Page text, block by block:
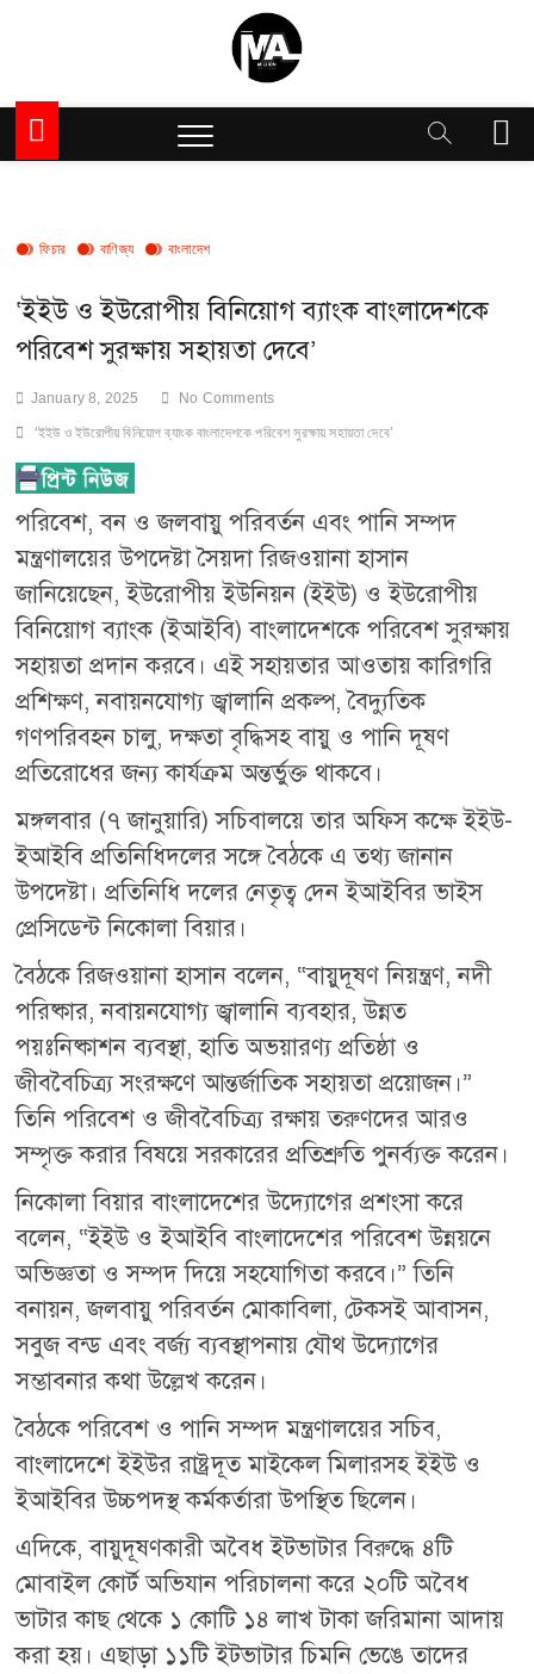
Million Articles
M
e
t
ফিচার বাণিজ্য বাংলাদেশ
‘ইইউ ও ইউরোপীয় বিনিয়োগ ব্যাংক বাংলাদেশকে
পরিবেশ সুরক্ষায় সহায়তা দেবে’
January 8, 2025 No Comments
‘ইইউ ও ইউরোপীয় বিনিয়োগ ব্যাংক বাংলাদেশকে পরিবেশ সুরক্ষায় সহায়তা দেবে’
পরিবেশ, বন ও জলবায়ু পরিবর্তন এবং পানি সম্পদ
মন্ত্রণালয়ের উপদেষ্টা সৈয়দা রিজওয়ানা হাসান
জানিয়েছেন, ইউরোপীয় ইউনিয়ন (ইইউ) ও ইউরোপীয়
বিনিয়োগ ব্যাংক (ইআইবি) বাংলাদেশকে পরিবেশ সুরক্ষায়
সহায়তা প্রদান করবে। এই সহায়তার আওতায় কারিগরি
প্রশিক্ষণ, নবায়নযোগ্য জ্বালানি প্রকল্প, বৈদ্যুতিক
গণপরিবহন চালু, দক্ষতা বৃদ্ধিসহ বায়ু ও পানি দূষণ
প্রতিরোধের জন্য কার্যক্রম অন্তর্ভুক্ত থাকবে।
মঙ্গলবার (৭ জানুয়ারি) সচিবালয়ে তার অফিস কক্ষে ইইউ-
ইআইবি প্রতিনিধিদলের সঙ্গে বৈঠকে এ তথ্য জানান
উপদেষ্টা। প্রতিনিধি দলের নেতৃত্ব দেন ইআইবির ভাইস
প্রেসিডেন্ট নিকোলা বিয়ার।
বৈঠকে রিজওয়ানা হাসান বলেন, “বায়ুদূষণ নিয়ন্ত্রণ, নদী
পরিষ্কার, নবায়নযোগ্য জ্বালানি ব্যবহার, উন্নত
পয়ঃনিষ্কাশন ব্যবস্থা, হাতি অভয়ারণ্য প্রতিষ্ঠা ও
জীববৈচিত্র্য সংরক্ষণে আন্তর্জাতিক সহায়তা প্রয়োজন।”
তিনি পরিবেশ ও জীববৈচিত্র্য রক্ষায় তরুণদের আরও
সম্পৃক্ত করার বিষয়ে সরকারের প্রতিশ্রুতি পুনর্ব্যক্ত করেন।
নিকোলা বিয়ার বাংলাদেশের উদ্যোগের প্রশংসা করে
বলেন, “ইইউ ও ইআইবি বাংলাদেশের পরিবেশ উন্নয়নে
অভিজ্ঞতা ও সম্পদ দিয়ে সহযোগিতা করবে।” তিনি
বনায়ন, জলবায়ু পরিবর্তন মোকাবিলা, টেকসই আবাসন,
সবুজ বন্ড এবং বর্জ্য ব্যবস্থাপনায় যৌথ উদ্যোগের
সম্ভাবনার কথা উল্লেখ করেন।
বৈঠকে পরিবেশ ও পানি সম্পদ মন্ত্রণালয়ের সচিব,
বাংলাদেশে ইইউর রাষ্ট্রদূত মাইকেল মিলারসহ ইইউ ও
ইআইবির উচ্চপদস্থ কর্মকর্তারা উপস্থিত ছিলেন।
এদিকে, বায়ুদূষণকারী অবৈধ ইটভাটার বিরুদ্ধে ৪টি
মোবাইল কোর্ট অভিযান পরিচালনা করে ২০টি অবৈধ
ভাটার কাছ থেকে ১ কোটি ১৪ লাখ টাকা জরিমানা আদায়
করা হয়। এছাড়া ১১টি ইটভাটার চিমনি ভেঙে তাদের